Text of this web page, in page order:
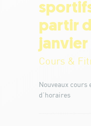
partir
janvier
Cours &
Nouveaux cours
d’horaires